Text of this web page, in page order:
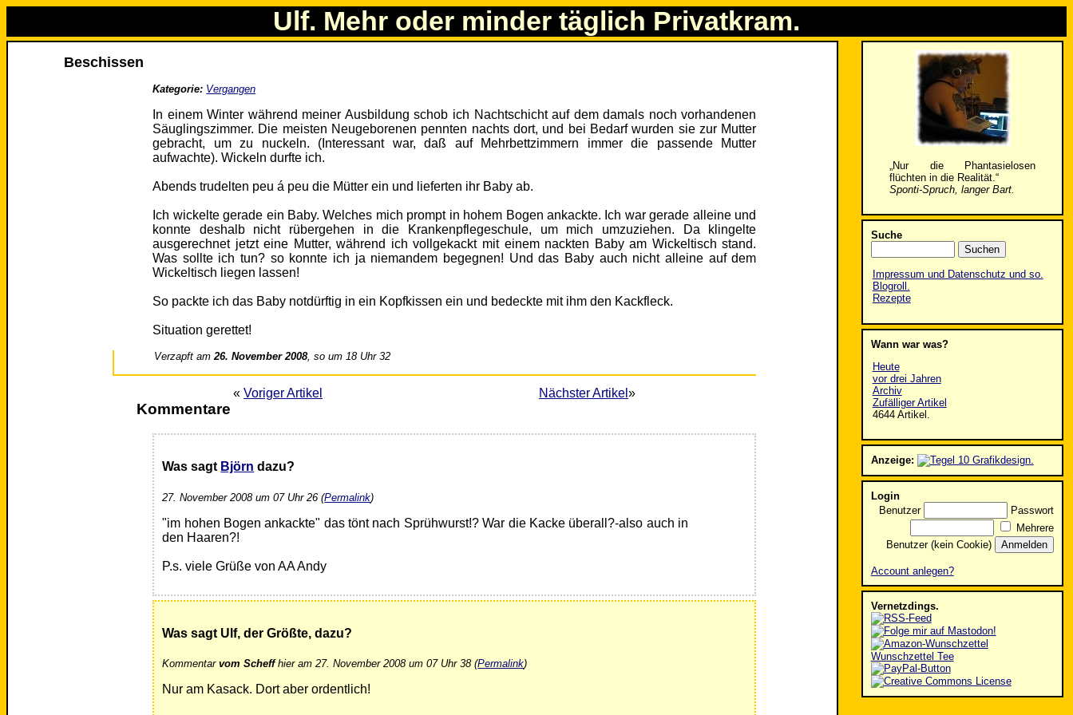
Ulf. Mehr oder minder täglich Privatkram.
Beschissen
Kategorie: Vergangen
In einem Winter während meiner Ausbildung schob ich Nachtschicht auf dem damals noch vorhandenen
Säuglingszimmer. Die meisten Neugeborenen pennten nachts dort, und bei Bedarf wurden sie zur Mutter
gebracht, um zu nuckeln. (Interessant war, daß auf Mehrbettzimmern immer die passende Mutter
aufwachte). Wickeln durfte ich.
Abends trudelten peu á peu die Mütter ein und lieferten ihr Baby ab.
Ich wickelte gerade ein Baby. Welches mich prompt in hohem Bogen ankackte. Ich war gerade alleine und
konnte deshalb nicht rübergehen in die Krankenpflegeschule, um mich umzuziehen. Da klingelte
ausgerechnet jetzt eine Mutter, während ich vollgekackt mit einem nackten Baby am Wickeltisch stand.
Was sollte ich tun? so konnte ich ja niemandem begegnen! Und das Baby auch nicht alleine auf dem
Wickeltisch liegen lassen!
So packte ich das Baby notdürftig in ein Kopfkissen ein und bedeckte mit ihm den Kackfleck.
Situation gerettet!
Verzapft am26. November 2008, so um 18 Uhr 32
« Voriger Artikel Nächster Artikel »
Kommentare
Was sagt Björn dazu?
27. November 2008 um 07 Uhr 26 (Permalink)
"im hohen Bogen ankackte" das tönt nach Sprühwurst!? War die Kacke überall?-also auch in
den Haaren?!
P.s. viele Grüße von AA Andy
Was sagt Ulf, der Größte, dazu?
Kommentarvom Scheffhier am 27. November 2008 um 07 Uhr 38 (Permalink)
Nur am Kasack. Dort aber ordentlich!
„Nur die Phantasielosen
flüchten in die Realität.“
Sponti-Spruch, langer Bart.
Suche
Impressum und Datenschutz und so.
Blogroll.
Rezepte
Wann war was?
Heute
vor drei Jahren
Archiv
Zufälliger Artikel
4644 Artikel.
Anzeige:
Login
Benutzer
Passwort
Mehrere
Benutzer (kein Cookie)
Account anlegen?
Vernetzdings.
Wunschzettel Tee